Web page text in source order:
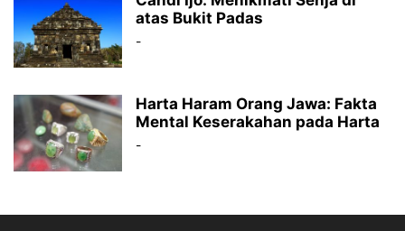
atas Bukit Padas
-
Harta Haram Orang Jawa: Fakta
Mental Keserakahan pada Harta
-